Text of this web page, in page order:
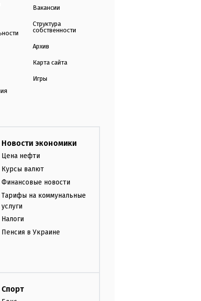
Вакансии
Структура
собственности
Архив
Карта сайта
Игры
Новости экономики
Цена нефти
Курсы валют
Финансовые новости
Тарифы на коммунальные
услуги
Налоги
Пенсия в Украине
Спорт